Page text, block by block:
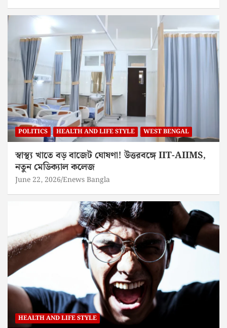
POLITICS HEALTH AND LIFE STYLE WEST BENGAL
স্বাস্থ্য খাতে বড় বাজেট ঘোষণা! উত্তরবঙ্গে IIT-AIIMS,
নতুন মেডিক্যাল কলেজ
June 22, 2026 Enews Bangla
HEALTH AND LIFE STYLE